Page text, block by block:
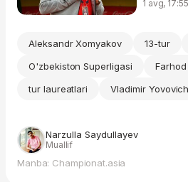
1 avg, 17:55
Aleksandr Xomyakov 13-tur
O'zbekiston Superligasi
tur laureatlari
Vladimir Yovovich
Narzulla Saydullayev
Muallif
Manba: Championat.asia